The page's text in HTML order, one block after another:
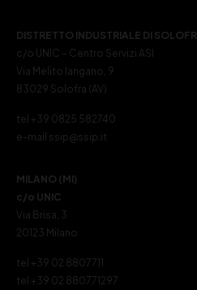
DISTRETTO INDUSTRIALE DI
c/o UNIC – Centro Servizi ASI
Via Melito Iangano, 9
83029 Solofra (AV)
tel +39 0825 582740
e-mail ssip@ssip.it
MILANO (MI)
c/o UNIC
Via Brisa, 3
20123 Milano
tel +39 02 8807711
tel +39 02 880771297